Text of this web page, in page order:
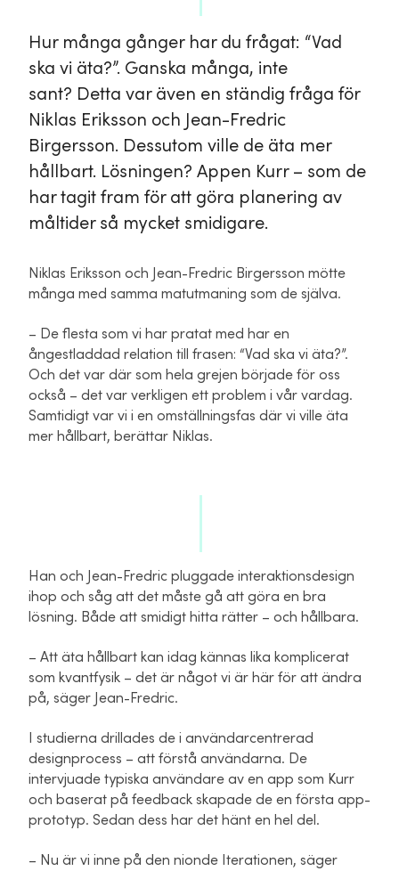
Hur många gånger har du frågat: “Vad
ska vi äta?”. Ganska många, inte
sant? Detta var även en ständig fråga för
Niklas Eriksson och Jean-Fredric
Birgersson. Dessutom ville de äta mer
hållbart. Lösningen? Appen Kurr – som de
har tagit fram för att göra planering av
måltider så mycket smidigare.
Niklas Eriksson och Jean-Fredric Birgersson mötte
många med samma matutmaning som de själva.
– De flesta som vi har pratat med har en
ångestladdad relation till frasen: “Vad ska vi äta?”.
Och det var där som hela grejen började för oss
också – det var verkligen ett problem i vår vardag.
Samtidigt var vi i en omställningsfas där vi ville äta
mer hållbart, berättar Niklas.
Han och Jean-Fredric pluggade interaktionsdesign
ihop och såg att det måste gå att göra en bra
lösning. Både att smidigt hitta rätter – och hållbara.
– Att äta hållbart kan idag kännas lika komplicerat
som kvantfysik – det är något vi är här för att ändra
på, säger Jean-Fredric.
I studierna drillades de i användarcentrerad
designprocess – att förstå användarna. De
intervjuade typiska användare av en app som Kurr
och baserat på feedback skapade de en första app-
prototyp. Sedan dess har det hänt en hel del.
– Nu är vi inne på den nionde Iterationen, säger